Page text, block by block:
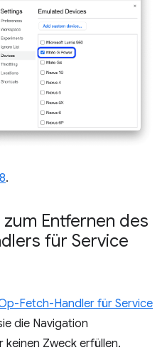
.
Entfernen des
für Service
Fetch-Handler für Service
die Navigation
keinen Zweck erfüllen.